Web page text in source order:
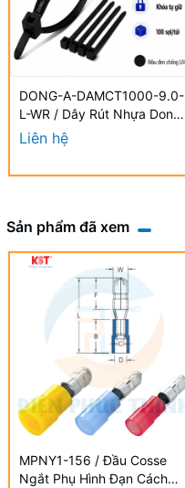
DONG-A-DAMCT1000-9.0-
L-WR / Dây Rút Nhựa Dong-
A 9.0×1000mm Chống UV
Liên hệ
Sản phẩm đã xem
MPNY1-156 / Đầu Cosse
Ngắt Phụ Hình Đạn Cách